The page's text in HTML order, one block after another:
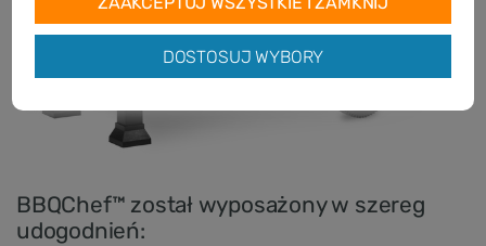
BBQChef™ został wyposażony w szereg
udogodnień:
DOSTOSUJ WYBORY